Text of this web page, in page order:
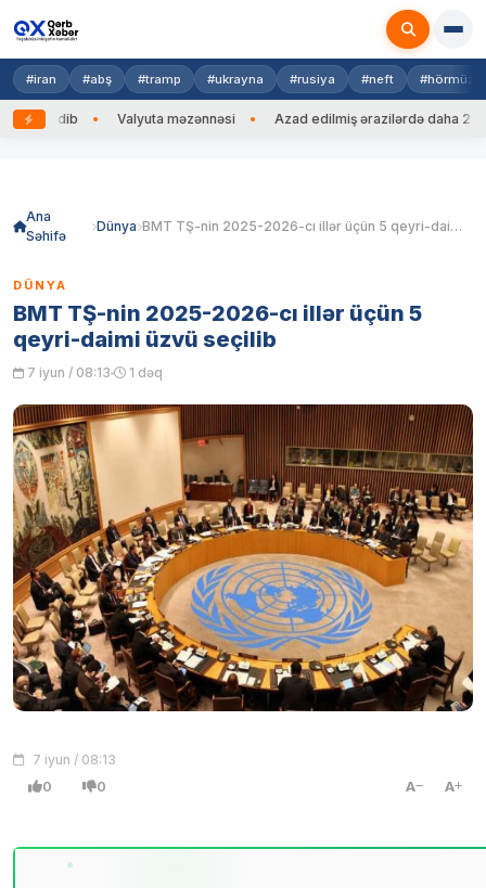
#iran #abş #tramp #ukrayna #rusiya #neft #hörmüz
edib Valyuta məzənnəsi Azad edilmiş ərazilərdə daha 212
Ana
Səhifə
Dünya BMT TŞ-nin 2025-2026-cı illər üçün 5 qeyri-daimi üzvü seçilib
DÜNYA
BMT TŞ-nin 2025-2026-cı illər üçün 5
qeyri-daimi üzvü seçilib
7 iyun / 08:13 1 dəq
7 iyun / 08:13
0 0 A A